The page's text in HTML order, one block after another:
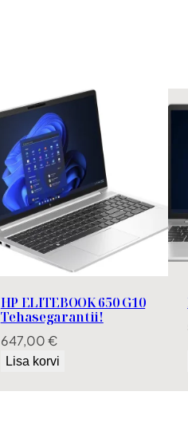
G
k
o
g
u
s
HP ELITEBOOK 650 G10
Tehasegarantii!
647,00€
Lisa korvi